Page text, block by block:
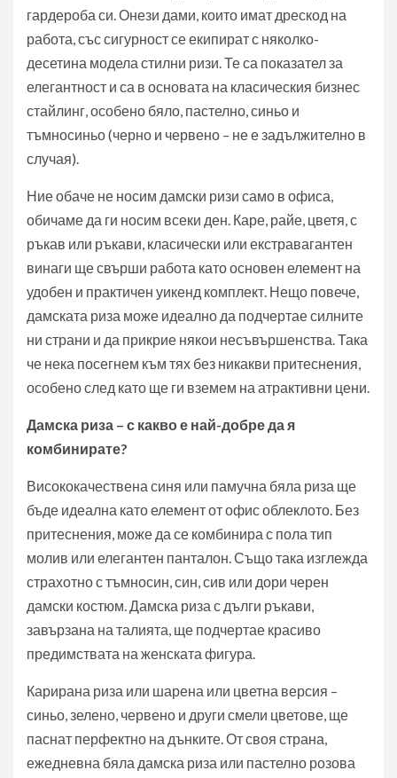
гардероба си. Онези дами, които имат дрескод на
работа, със сигурност се екипират с няколко-
десетина модела стилни ризи. Те са показател за
елегантност и са в основата на класическия бизнес
стайлинг, особено бяло, пастелно, синьо и
тъмносиньо (черно и червено – не е задължително в
случая).
Ние обаче не носим дамски ризи само в офиса,
обичаме да ги носим всеки ден. Каре, райе, цветя, с
ръкав или ръкави, класически или екстравагантен
винаги ще свърши работа като основен елемент на
удобен и практичен уикенд комплект. Нещо повече,
дамската риза може идеално да подчертае силните
ни страни и да прикрие някои несъвършенства. Така
че нека посегнем към тях без никакви притеснения,
особено след като ще ги вземем на атрактивни цени.
Дамска риза – с какво е най-добре да я
комбинирате?
Висококачествена синя или памучна бяла риза ще
бъде идеална като елемент от офис облеклото. Без
притеснения, може да се комбинира с пола тип
молив или елегантен панталон. Също така изглежда
страхотно с тъмносин, син, сив или дори черен
дамски костюм. Дамска риза с дълги ръкави,
завързана на талията, ще подчертае красиво
предимствата на женската фигура.
Карирана риза или шарена или цветна версия –
синьо, зелено, червено и други смели цветове, ще
паснат перфектно на дънките. От своя страна,
ежедневна бяла дамска риза или пастелно розова